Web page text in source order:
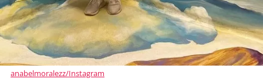
anabelmoralezz/Instagram